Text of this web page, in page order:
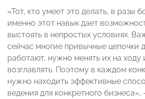
«Тот, кто умеет это делать, в разы
именно этот навык дает
выстоять в непростых условиях.
сейчас многие привычные цепочки
работают, нужно менять их на ходу
возглавлять. Поэтому в каждом
нужно находить эффективные
ведения для конкретного